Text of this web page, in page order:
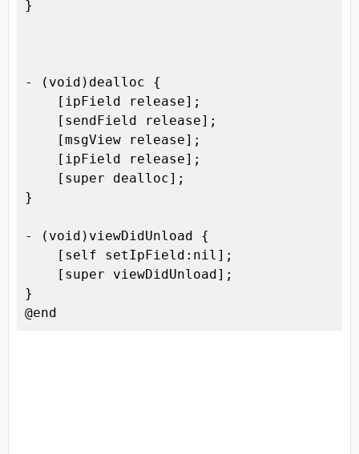
}
- (void)dealloc {
    [ipField release];
    [sendField release];
    [msgView release];
    [ipField release];
    [super dealloc];
}
- (void)viewDidUnload {
    [self setIpField:nil];
    [super viewDidUnload];
}
@end